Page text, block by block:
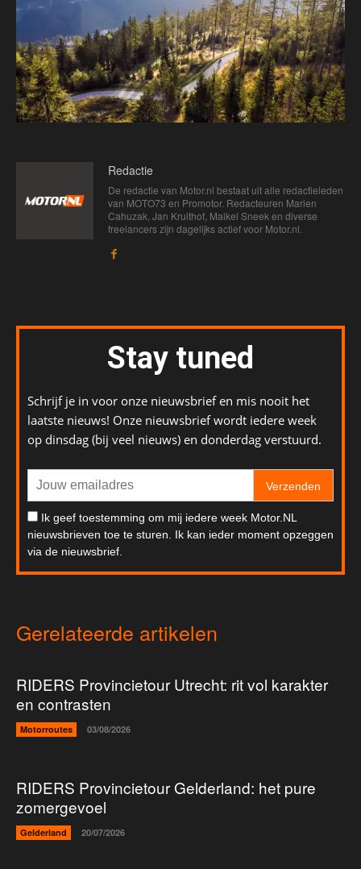
Redactie
De redactie van Motor.nl bestaat uit alle redactieleden
van MOTO73 en Promotor. Redacteuren Marien
Cahuzak, Jan Kruithof, Maikel Sneek en diverse
freelancers zijn dagelijks actief voor Motor.nl.
Stay tuned
Schrijf je in voor onze nieuwsbrief en mis nooit het
laatste nieuws! Onze nieuwsbrief wordt iedere week
op dinsdag (bij veel nieuws) en donderdag verstuurd.
Verzenden
Ik geef toestemming om mij iedere week Motor.NL
nieuwsbrieven toe te sturen. Ik kan ieder moment opzeggen
via de nieuwsbrief.
Gerelateerde artikelen
RIDERS Provincietour Utrecht: rit vol karakter
en contrasten
Motorroutes 03/08/2026
RIDERS Provincietour Gelderland: het pure
zomergevoel
Gelderland 20/07/2026